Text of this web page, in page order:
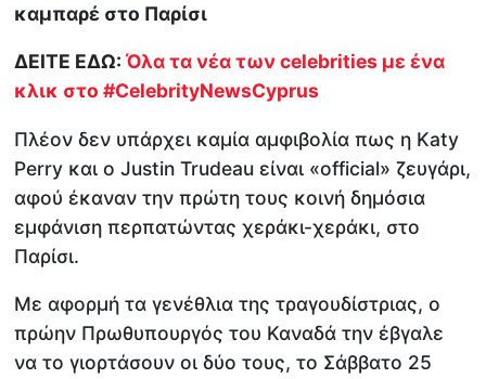
καμπαρέ στο Παρίσι
ΔΕΙΤΕ ΕΔΩ:Όλα τα νέα των celebrities με ένα
κλικ στο #CelebrityNewsCyprus
Πλέον δεν υπάρχει καμία αμφιβολία πως η Katy
Perry και ο Justin Trudeau είναι «official» ζευγάρι,
αφού έκαναν την πρώτη τους κοινή δημόσια
εμφάνιση περπατώντας χεράκι-χεράκι, στο
Παρίσι.
Με αφορμή τα γενέθλια της τραγουδίστριας, ο
πρώην Πρωθυπουργός του Καναδά την έβγαλε
να το γιορτάσουν οι δύο τους, το Σάββατο 25